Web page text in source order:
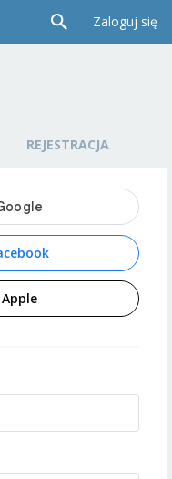
Zaloguj się
REJESTRACJA